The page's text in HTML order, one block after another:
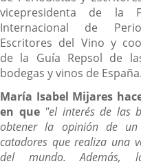
vicepresidenta de la
Internacional de
Escritores del Vino y
de la Guía Repsol de
bodegas y vinos de España.
María Isabel Mijares
en que "el interés de las
obtener la opinión de un
catadores que realiza una
del mundo. Además,